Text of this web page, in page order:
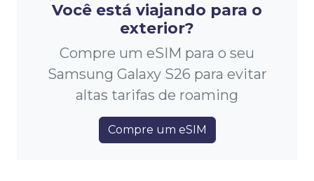
Você está viajando para o
exterior?
Compre um eSIM para o seu
Samsung Galaxy S26 para evitar
altas tarifas de roaming
Compre um eSIM